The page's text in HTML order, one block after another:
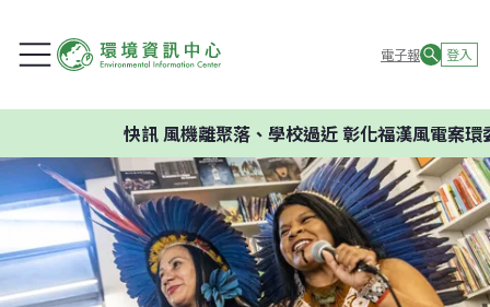
電子報 登入
風機離聚落、學校過近 彰化福漢風電案環委建